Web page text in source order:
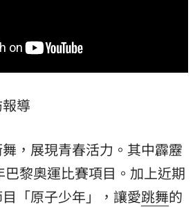
導
，展現青春活力。其中霹靂
黎奧運比賽項目。加上近期
「原子少年」，讓愛跳舞的